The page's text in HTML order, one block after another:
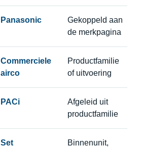
Panasonic
Gekoppeld aan
de merkpagina
Commerciele
airco
Productfamilie
of uitvoering
PACi
Afgeleid uit
productfamilie
Set
Binnenunit,